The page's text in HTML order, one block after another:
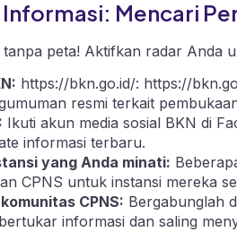
Informasi: Mencari
peta! Aktifkan radar Anda
https://bkn.go.id/: https://
resmi terkait
Ikuti akun media sosial BKN di
informasi terbaru.
yang Anda minati:
CPNS untuk instansi mereka
CPNS: Bergabunglah
informasi dan saling